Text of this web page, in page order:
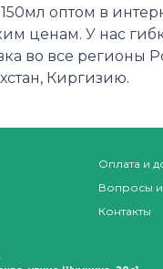
оптом в
ценам. У нас
во все регионы
Киргизию.
Оплата и
Вопросы и
Контакты